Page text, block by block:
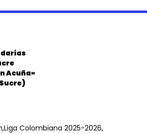
Acuña»
Liga Colombiana 2025-2026